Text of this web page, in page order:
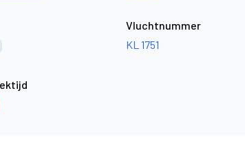
Vluchtnummer
KL 1751